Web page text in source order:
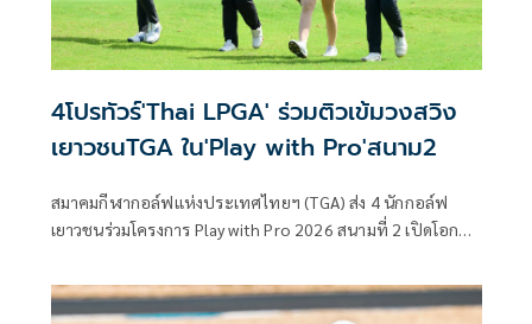
4โปรทัวร์'Thai LPGA' ร่วมติวเข้มวงสวิง
เยาวชนTGA ใน'Play with Pro'สนาม2
สมาคมกีฬากอล์ฟแห่งประเทศไทยฯ (TGA) ส่ง 4 นักกอล์ฟ
เยาวชนร่วมโครงการ Play with Pro 2026 สนามที่ 2 เปิดโอกาส
สมาคมกีฬากอล์ฟอาชีพสตรี (Thai LPGA) ที่สนามเดอะวินเทจ
คลับ จ.สมุทรปราการ เมื่อวันที่ 7 กรกฎาคม 2569